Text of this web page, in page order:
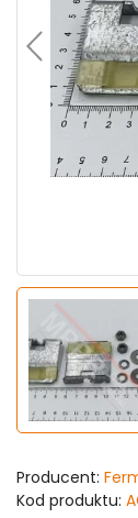
Producent:
Kod produktu: